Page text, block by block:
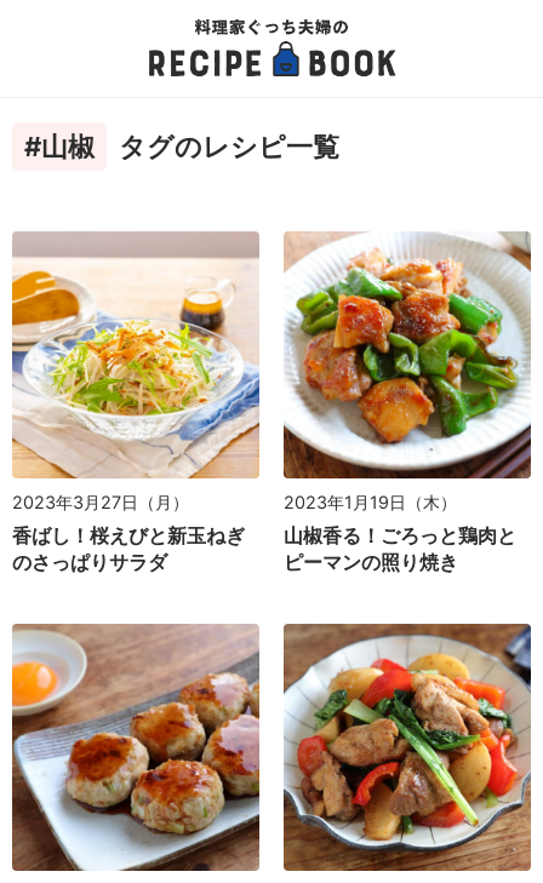
#山椒 タグのレシピ一覧
2023年3月27日（月）
香ばし！桜えびと新玉ねぎ
のさっぱりサラダ
2023年1月19日（木）
山椒香る！ごろっと鶏肉と
ピーマンの照り焼き